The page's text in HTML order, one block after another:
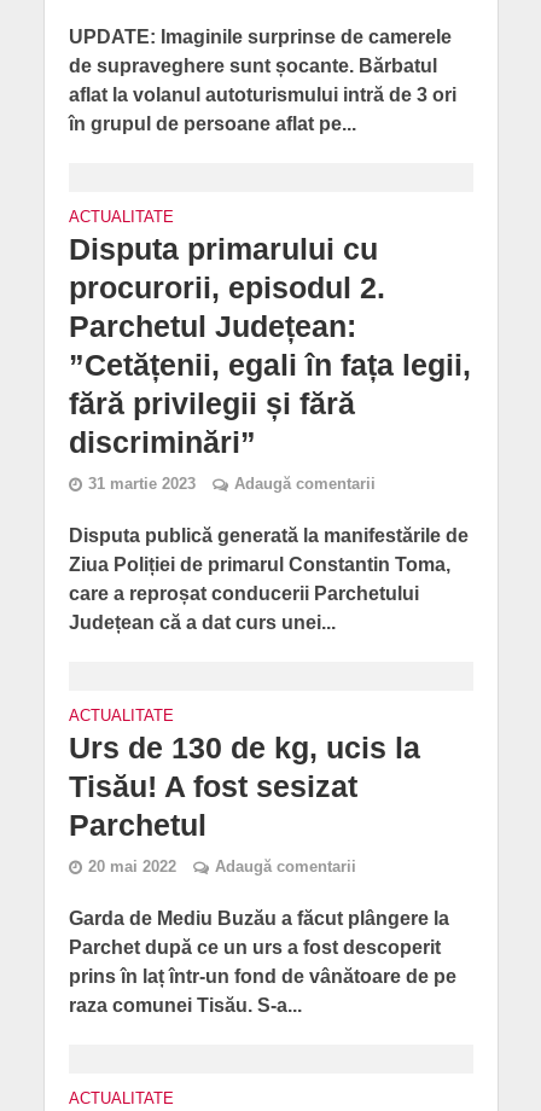
UPDATE: Imaginile surprinse de camerele
de supraveghere sunt șocante. Bărbatul
aflat la volanul autoturismului intră de 3 ori
în grupul de persoane aflat pe...
ACTUALITATE
Disputa primarului cu
procurorii, episodul 2.
Parchetul Județean:
”Cetățenii, egali în fața legii,
fără privilegii și fără
discriminări”
31 martie 2023 Adaugă comentarii
Disputa publică generată la manifestările de
Ziua Poliției de primarul Constantin Toma,
care a reproșat conducerii Parchetului
Județean că a dat curs unei...
ACTUALITATE
Urs de 130 de kg, ucis la
Tisău! A fost sesizat
Parchetul
20 mai 2022 Adaugă comentarii
Garda de Mediu Buzău a făcut plângere la
Parchet după ce un urs a fost descoperit
prins în laț într-un fond de vânătoare de pe
raza comunei Tisău. S-a...
ACTUALITATE